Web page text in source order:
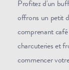
Profitez d'un
offrons un petit
comprenant café
charcuteries et
commencer